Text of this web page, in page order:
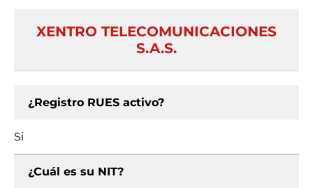
XENTRO TELECOMUNICACIONES
S.A.S.
¿Registro RUES activo?
Si
¿Cuál es su NIT?